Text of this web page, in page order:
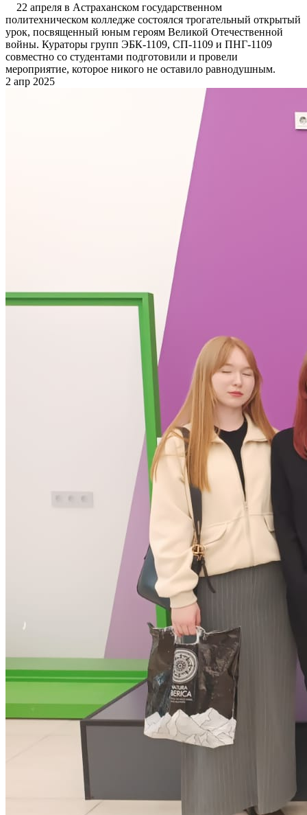
22 апреля в Астраханском государственном
политехническом колледже состоялся трогательный открытый
урок, посвященный юным героям Великой Отечественной
войны. Кураторы групп ЭБК-1109, СП-1109 и ПНГ-1109
совместно со студентами подготовили и провели
мероприятие, которое никого не оставило равнодушным.
2 апр 2025